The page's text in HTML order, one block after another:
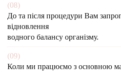
(08)
До та після процедури Вам
відновлення
водного балансу організму.
Коли ми працюємо з основною